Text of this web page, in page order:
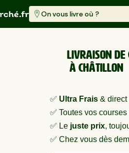
On vous livre où ?
Livraison de
à Châtillon
✅ Ultra Frais & direct
✅ Toutes vos courses
✅ Le juste prix,
✅ Chez vous dès